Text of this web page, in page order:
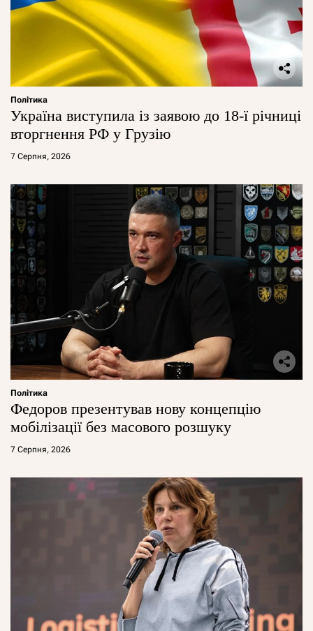
Політика
Україна виступила із заявою до 18-ї річниці
вторгнення РФ у Грузію
7 Серпня, 2026
Політика
Федоров презентував нову концепцію
мобілізації без масового розшуку
7 Серпня, 2026